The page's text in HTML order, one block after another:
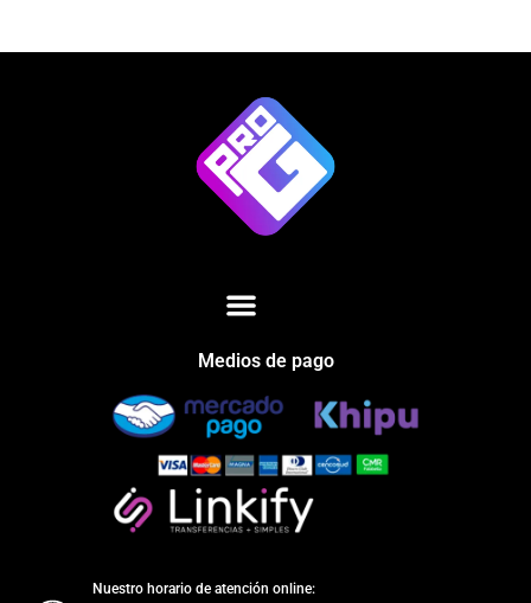
Medios de pago
Nuestro horario de atención online: